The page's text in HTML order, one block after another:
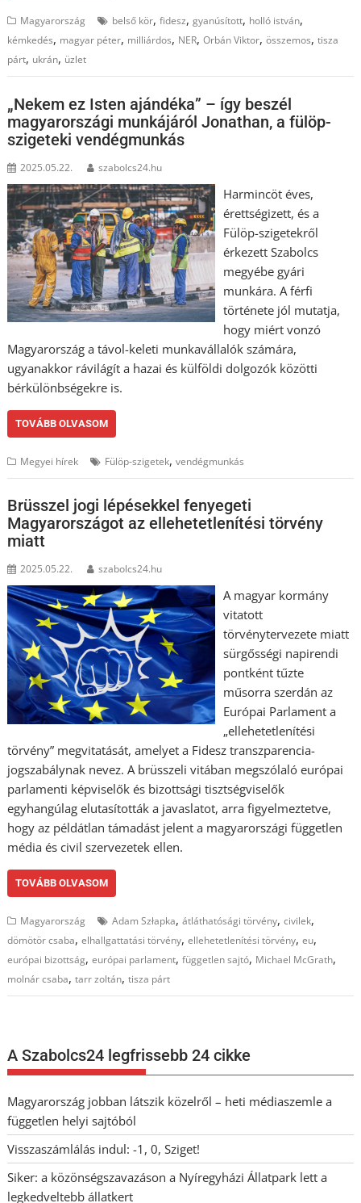
Magyarország belső kör,fidesz,gyanúsított, holló istván,
kémkedés, magyar péter, milliárdos, NER,Orbán Viktor,összemos,tisza
párt, ukrán, üzlet
„Nekem ez Isten ajándéka” – így beszél
magyarországi munkájáról Jonathan, a fülöp-
szigeteki vendégmunkás
2025.05.22. szabolcs24.hu
Harmincöt éves,
érettségizett, és a
Fülöp-szigetekről
érkezett Szabolcs
megyébe gyári
munkára. A férfi
története jól mutatja,
hogy miért vonzó
Magyarország a távol-keleti munkavállalók számára,
ugyanakkor rávilágít a hazai és külföldi dolgozók közötti
bérkülönbségekre is.
TOVÁBB OLVASOM
Megyei hírek Fülöp-szigetek,vendégmunkás
Brüsszel jogi lépésekkel fenyegeti
Magyarországot az ellehetetlenítési törvény
miatt
2025.05.22. szabolcs24.hu
A magyar kormány
vitatott
törvénytervezete miatt
sürgősségi napirendi
pontként tűzte
műsorra szerdán az
Európai Parlament a
„ellehetetlenítési
törvény” megvitatását, amelyet a Fidesz transzparencia-
jogszabálynak nevez. A brüsszeli vitában megszólaló európai
parlamenti képviselők és bizottsági tisztségviselők
egyhangúlag elutasították a javaslatot, arra figyelmeztetve,
hogy az példátlan támadást jelent a magyarországi független
média és civil szervezetek ellen.
TOVÁBB OLVASOM
Magyarország Adam Szłapka,átláthatósági törvény,civilek,
dömötör csaba,elhallgattatási törvény,ellehetetlenítési törvény,eu,
európai bizottság,európai parlament,független sajtó, Michael McGrath,
molnár csaba,tarr zoltán,tisza párt
A Szabolcs24 legfrissebb 24 cikke
Magyarország jobban látszik közelről – heti médiaszemle a
független helyi sajtóból
Visszaszámlálás indul: -1, 0, Sziget!
Siker: a közönségszavazáson a Nyíregyházi Állatpark lett a
legkedveltebb állatkert